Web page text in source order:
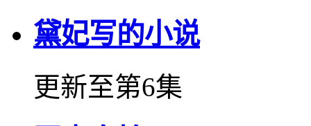
黛妃写的小说
更新至第6集